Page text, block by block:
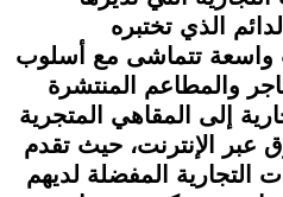
الذي تختبره
واسعة تتماشى مع أسلوب
والمطاعم المنتشرة
إلى المقاهي المتجرية
عبر الإنترنت، حيث تقدم
التجارية المفضلة لديهم